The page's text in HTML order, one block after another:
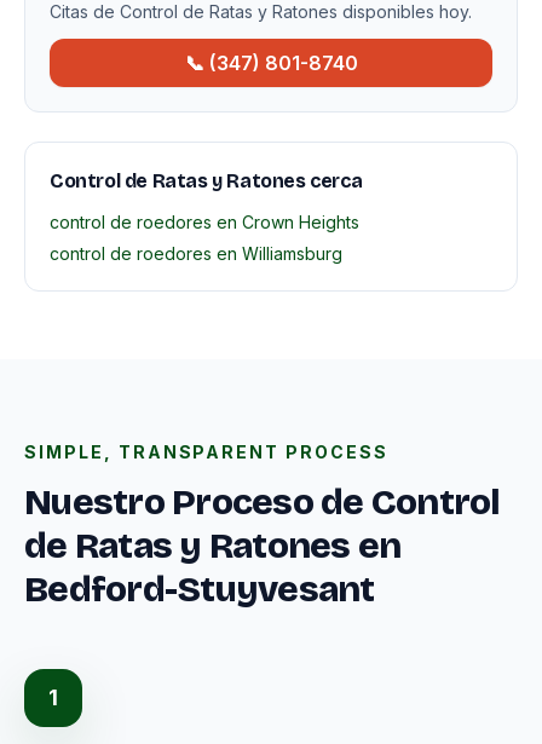
Citas de Control de Ratas y Ratones disponibles hoy.
📞 (347) 801-8740
Control de Ratas y Ratones cerca
control de roedores en Crown Heights
control de roedores en Williamsburg
SIMPLE, TRANSPARENT PROCESS
Nuestro Proceso de Control
de Ratas y Ratones en
Bedford-Stuyvesant
1